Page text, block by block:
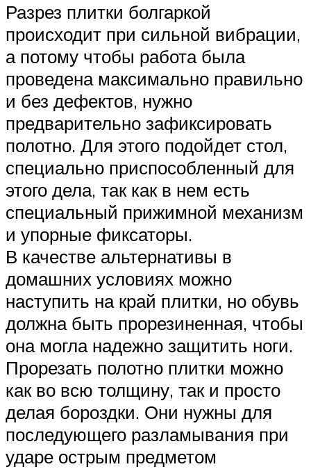
Разрез плитки болгаркой
происходит при сильной вибрации,
а потому чтобы работа была
проведена максимально правильно
и без дефектов, нужно
предварительно зафиксировать
полотно. Для этого подойдет стол,
специально приспособленный для
этого дела, так как в нем есть
специальный прижимной механизм
и упорные фиксаторы.
В качестве альтернативы в
домашних условиях можно
наступить на край плитки, но обувь
должна быть прорезиненная, чтобы
она могла надежно защитить ноги.
Прорезать полотно плитки можно
как во всю толщину, так и просто
делая бороздки. Они нужны для
последующего разламывания при
ударе острым предметом